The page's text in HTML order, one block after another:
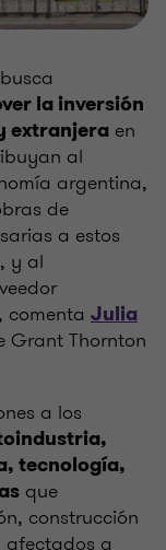
la inversión
extranjera en
al
argentina,
de
a estos
y al
comenta Julia
Grant Thornton
a los
tecnología,
que
construcción
afectados a